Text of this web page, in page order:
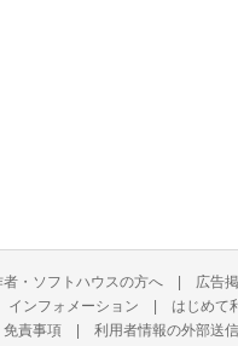
者・ソフトハウスの方へ | 広告
インフォメーション | はじめて
免責事項 | 利用者情報の外部送